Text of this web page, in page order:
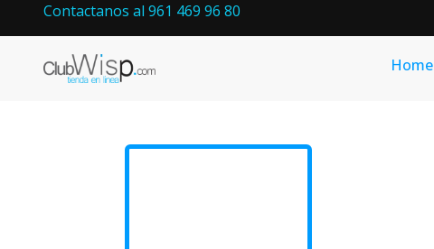
Contactanos al 961 469 96 80
Home